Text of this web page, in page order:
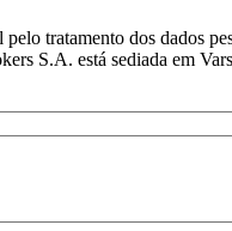
tratamento dos dados
S.A. está sediada em